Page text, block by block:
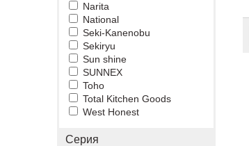
Narita
National
Seki-Kanenobu
Sekiryu
Sun shine
SUNNEX
Toho
Total Kitchen Goods
West Honest
Серия